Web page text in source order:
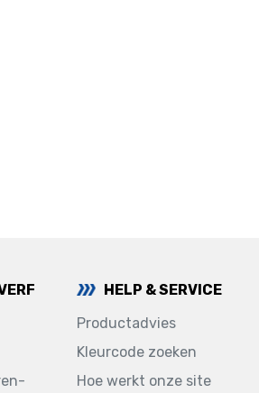
HELP & SERVICE
Productadvies
Kleurcode zoeken
Hoe werkt onze site